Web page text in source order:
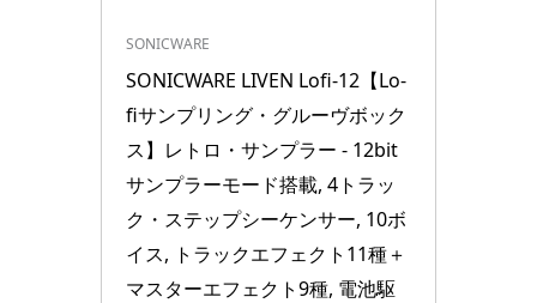
SONICWARE
SONICWARE LIVEN Lofi-12【Lo-
fiサンプリング・グルーヴボック
ス】レトロ・サンプラー - 12bit
サンプラーモード搭載, 4トラッ
ク・ステップシーケンサー, 10ボ
イス, トラックエフェクト11種＋
マスターエフェクト9種, 電池駆